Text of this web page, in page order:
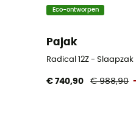
Eco-ontworpen
Pajak
Radical 12Z - Slaapzak
€ 740,90 € 988,90